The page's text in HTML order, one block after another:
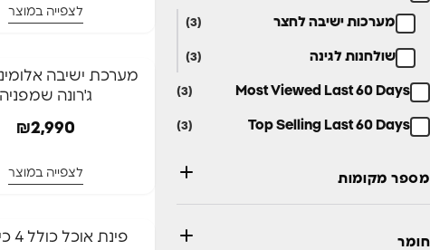
מערכות ישיבה לחצר (3)
שולחנות לגינה (3)
Most Viewed Last 60 Days
(3)
Top Selling Last 60 Days
(3)
מספר מקומות
חומר
לצפייה במוצר
מערכת ישיבה
ג'רונה שמפניה
₪2,990
לצפייה במוצר